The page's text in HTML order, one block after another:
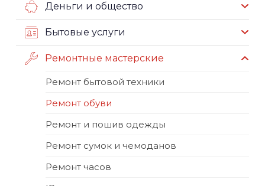
Деньги и общество
Бытовые услуги
Ремонтные мастерские
Ремонт бытовой техники
Ремонт обуви
Ремонт и пошив одежды
Ремонт сумок и чемоданов
Ремонт часов